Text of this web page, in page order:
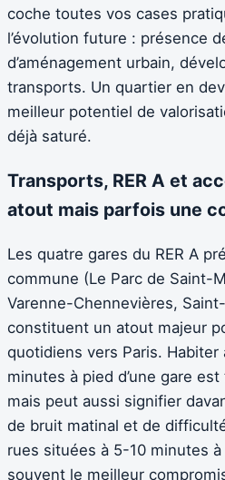
coche toutes vos cases
l’évolution future : présence
d’aménagement urbain,
transports. Un quartier en
meilleur potentiel de
déjà saturé.
Transports, RER A et
atout mais parfois une
Les quatre gares du RER A
commune (Le Parc de Saint-
Varenne-Chennevières,
constituent un atout majeur
quotidiens vers Paris. Habiter
minutes à pied d’une gare
mais peut aussi signifier
de bruit matinal et de
rues situées à 5-10 minutes
souvent le meilleur